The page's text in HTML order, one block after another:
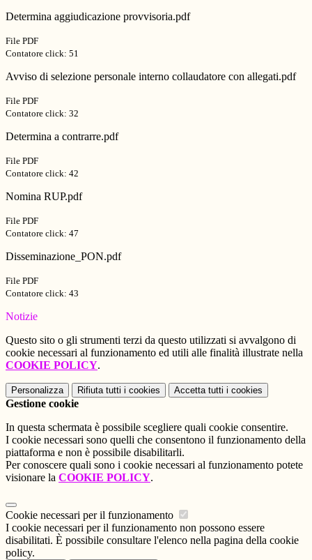
Determina aggiudicazione provvisoria.pdf
File PDF
Contatore click: 51
Avviso di selezione personale interno collaudatore con allegati.pdf
File PDF
Contatore click: 32
Determina a contrarre.pdf
File PDF
Contatore click: 42
Nomina RUP.pdf
File PDF
Contatore click: 47
Disseminazione_PON.pdf
File PDF
Contatore click: 43
Notizie
Questo sito o gli strumenti terzi da questo utilizzati si avvalgono di
cookie necessari al funzionamento ed utili alle finalità illustrate nella
COOKIE POLICY.
Personalizza Rifiuta tutti i cookies Accetta tutti i cookies
Gestione cookie
In questa schermata è possibile scegliere quali cookie consentire.
I cookie necessari sono quelli che consentono il funzionamento della
piattaforma e non è possibile disabilitarli.
Per conoscere quali sono i cookie necessari al funzionamento potete
visionare la COOKIE POLICY.
Cookie necessari per il funzionamento
I cookie necessari per il funzionamento non possono essere
disabilitati. È possibile consultare l'elenco nella pagina della cookie
policy.